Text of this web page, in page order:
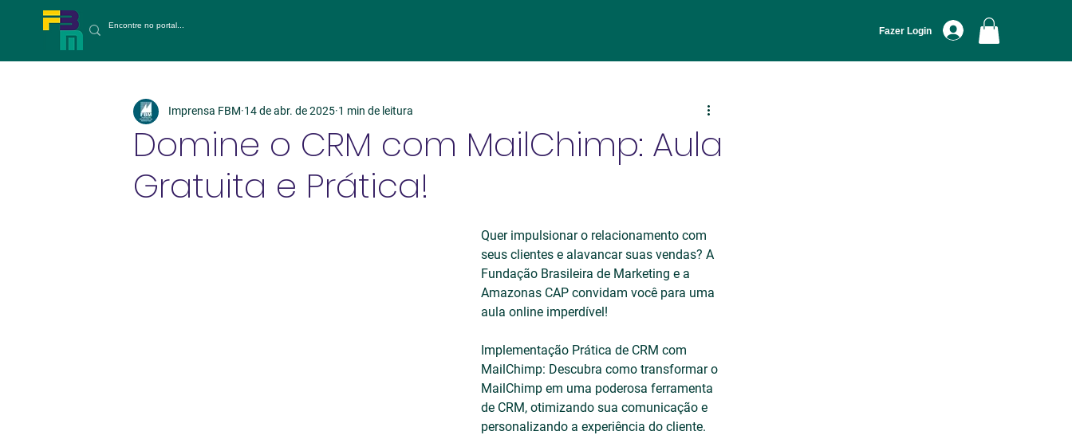
Fazer Login
Domine o CRM com MailChimp: Aula
Gratuita e Prática!
Imprensa FBM 14 de abr. de 2025 1 min de leitura
Quer impulsionar o relacionamento com
seus clientes e alavancar suas vendas? A
Fundação Brasileira de Marketing e a
Amazonas CAP convidam você para uma
aula online imperdível!
Implementação Prática de CRM com
MailChimp: Descubra como transformar o
MailChimp em uma poderosa ferramenta
de CRM, otimizando sua comunicação e
personalizando a experiência do cliente.